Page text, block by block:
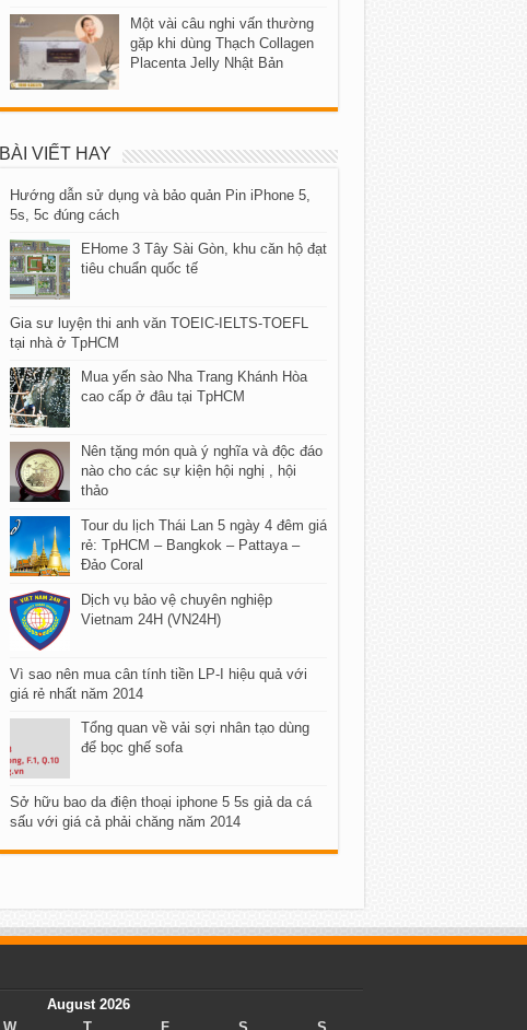
Một vài câu nghi vấn thường
gặp khi dùng Thạch Collagen
Placenta Jelly Nhật Bản
BÀI VIẾT HAY
Hướng dẫn sử dụng và bảo quản Pin iPhone 5,
5s, 5c đúng cách
EHome 3 Tây Sài Gòn, khu căn hộ đạt
tiêu chuẩn quốc tế
Gia sư luyện thi anh văn TOEIC-IELTS-TOEFL
tại nhà ở TpHCM
Mua yến sào Nha Trang Khánh Hòa
cao cấp ở đâu tại TpHCM
Nên tặng món quà ý nghĩa và độc đáo
nào cho các sự kiện hội nghị , hội
thảo
Tour du lịch Thái Lan 5 ngày 4 đêm giá
rẻ: TpHCM – Bangkok – Pattaya –
Đảo Coral
Dịch vụ bảo vệ chuyên nghiệp
Vietnam 24H (VN24H)
Vì sao nên mua cân tính tiền LP-I hiệu quả với
giá rẻ nhất năm 2014
Tổng quan về vải sợi nhân tạo dùng
để bọc ghế sofa
Sở hữu bao da điện thoại iphone 5 5s giả da cá
sấu với giá cả phải chăng năm 2014
August 2026